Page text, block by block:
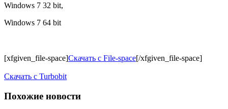
Windows 7 32 bit,
Windows 7 64 bit
[xfgiven_file-space]Скачать с File-space[/xfgiven_file-space]
Скачать c Turbobit
Похожие новости